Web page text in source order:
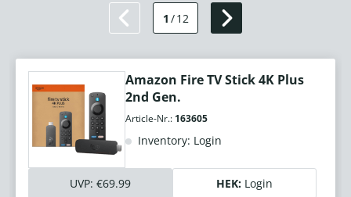
1 /12
Amazon Fire TV Stick 4K Plus
2nd Gen.
Article-Nr.: 163605
Inventory: Login
UVP: €69.99 HEK: Login